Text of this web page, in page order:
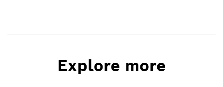
Explore more